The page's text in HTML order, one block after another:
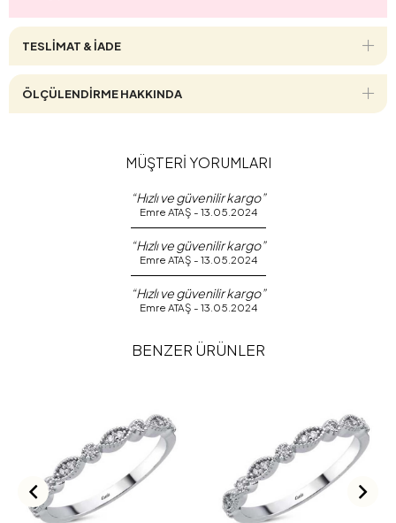
TESLİMAT & İADE
ÖLÇÜLENDİRME HAKKINDA
MÜŞTERİ YORUMLARI
“Hızlı ve güvenilir kargo”
Emre ATAŞ - 13.05.2024
“Hızlı ve güvenilir kargo”
Emre ATAŞ - 13.05.2024
“Hızlı ve güvenilir kargo”
Emre ATAŞ - 13.05.2024
BENZER ÜRÜNLER